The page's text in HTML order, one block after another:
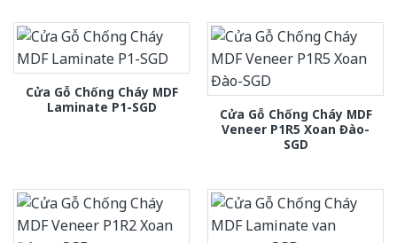
Cửa Gỗ Chống Cháy MDF
Laminate P1-SGD
Cửa Gỗ Chống Cháy MDF
Veneer P1R5 Xoan Đào-
SGD